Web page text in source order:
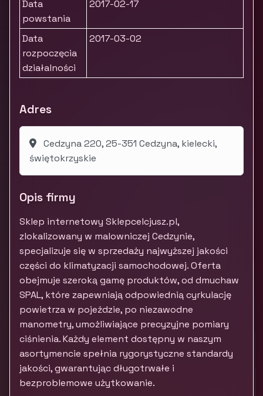
Data
powstania
2017-02-17
Data
rozpoczęcia
działalności
2017-03-02
Adres
Cedzyna 220, 25-351 Cedzyna, kielecki,
świętokrzyskie
Opis firmy
Sklep internetowy Sklepcelcjusz.pl,
zlokalizowany w malowniczej Cedzynie,
specjalizuje się w sprzedaży najwyższej jakości
części do klimatyzacji samochodowej. Oferta
obejmuje szeroką gamę produktów, od dmuchaw
SPAL, które zapewniają odpowiednią cyrkulację
powietrza w pojeździe, po niezawodne
manometry, umożliwiające precyzyjne pomiary
ciśnienia. Każdy element dostępny w naszym
asortymencie spełnia rygorystyczne standardy
jakości, gwarantując długotrwałe i
bezproblemowe użytkowanie.